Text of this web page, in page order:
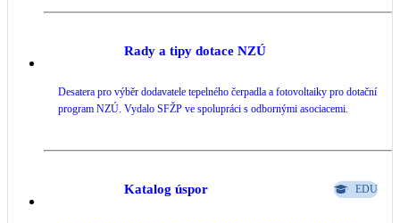
Rady a tipy dotace NZÚ
Desatera pro výběr dodavatele tepelného čerpadla a fotovoltaiky pro dotační
program NZÚ. Vydalo SFŽP ve spolupráci s odbornými asociacemi.
Katalog úspor EDU